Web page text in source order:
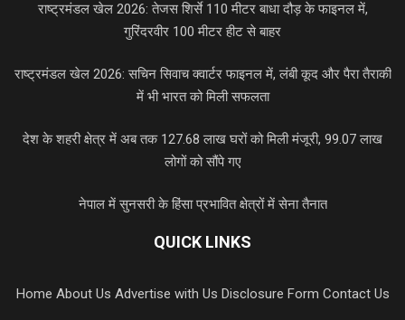
राष्ट्रमंडल खेल 2026: तेजस शिर्से 110 मीटर बाधा दौड़ के फाइनल में,
गुरिंदरवीर 100 मीटर हीट से बाहर
राष्ट्रमंडल खेल 2026: सचिन सिवाच क्वार्टर फाइनल में, लंबी कूद और पैरा तैराकी
में भी भारत को मिली सफलता
देश के शहरी क्षेत्र में अब तक 127.68 लाख घरों को मिली मंजूरी, 99.07 लाख
लोगों को सौंपे गए
नेपाल में सुनसरी के हिंसा प्रभावित क्षेत्रों में सेना तैनात
QUICK LINKS
Home About Us Advertise with Us Disclosure Form Contact Us